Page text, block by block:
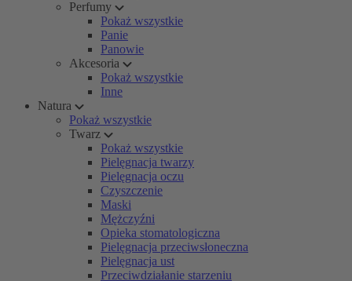
Perfumy
Pokaż wszystkie
Panie
Panowie
Akcesoria
Pokaż wszystkie
Inne
Natura
Pokaż wszystkie
Twarz
Pokaż wszystkie
Pielęgnacja twarzy
Pielęgnacja oczu
Czyszczenie
Maski
Mężczyźni
Opieka stomatologiczna
Pielęgnacja przeciwsłoneczna
Pielęgnacja ust
Przeciwdziałanie starzeniu